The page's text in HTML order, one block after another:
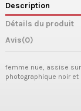
Description
Détails du produit
Avis(0)
femme nue, assise
photographique noir